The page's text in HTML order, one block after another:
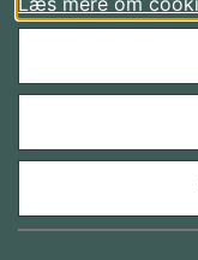
Styrelser og